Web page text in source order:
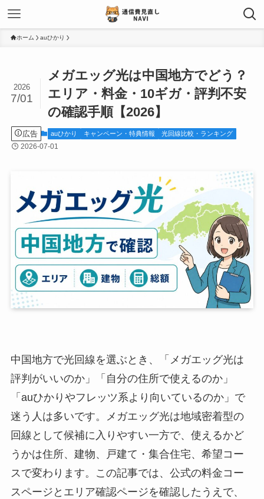
ホーム auひかり
メガエッグ光は中国地方でどう？
エリア・料金・10ギガ・評判不安
の確認手順【2026】
2026
7/01
広告 auひかり キャンペーン・特典情報 光回線比較・ランキング
2026-07-01
中国地方で光回線を選ぶとき、「メガエッグ光は
評判がいいのか」「自分の住所で使えるのか」
「auひかりやフレッツ系より向いているのか」で
迷う人は多いです。メガエッグ光は地域密着型の
回線として候補に入りやすい一方で、使えるかど
うかは住所、建物、戸建て・集合住宅、希望コー
スで変わります。この記事では、公式の料金コー
スページとエリア確認ページを確認したうえで、